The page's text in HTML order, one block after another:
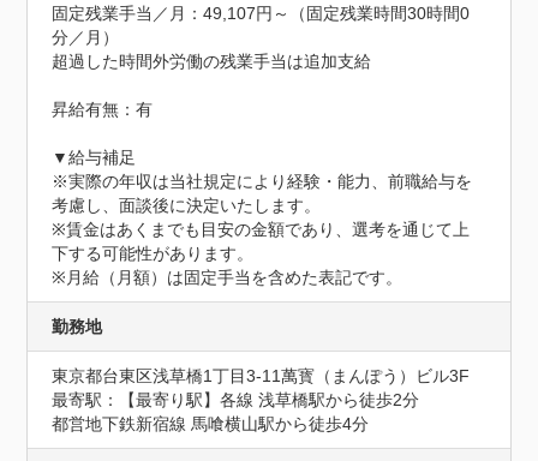
固定残業手当／月：49,107円～（固定残業時間30時間0
分／月）
超過した時間外労働の残業手当は追加支給
昇給有無：有
▼給与補足
※実際の年収は当社規定により経験・能力、前職給与を
考慮し、面談後に決定いたします。
※賃金はあくまでも目安の金額であり、選考を通じて上
下する可能性があります。
※月給（月額）は固定手当を含めた表記です。
勤務地
東京都台東区浅草橋1丁目3-11萬寳（まんぽう）ビル3F
最寄駅：【最寄り駅】各線 浅草橋駅から徒歩2分
都営地下鉄新宿線 馬喰横山駅から徒歩4分